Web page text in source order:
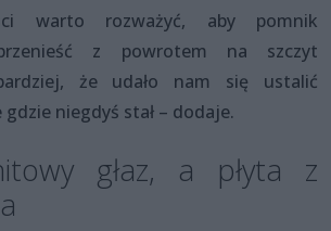
warto rozważyć, aby pomnik
z powrotem na szczyt
że udało nam się ustalić
gdzie niegdyś stał – dodaje.
głaz, a płyta z